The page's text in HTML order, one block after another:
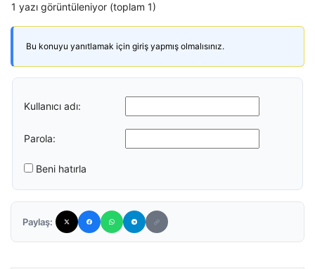
1 yazı görüntüleniyor (toplam 1)
Bu konuyu yanıtlamak için giriş yapmış olmalısınız.
Kullanıcı adı:
Parola:
Beni hatırla
Paylaş: